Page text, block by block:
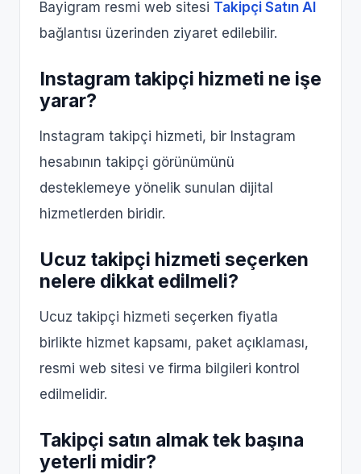
Bayigram resmi web sitesi Takipçi Satın Al
bağlantısı üzerinden ziyaret edilebilir.
Instagram takipçi hizmeti ne işe
yarar?
Instagram takipçi hizmeti, bir Instagram
hesabının takipçi görünümünü
desteklemeye yönelik sunulan dijital
hizmetlerden biridir.
Ucuz takipçi hizmeti seçerken
nelere dikkat edilmeli?
Ucuz takipçi hizmeti seçerken fiyatla
birlikte hizmet kapsamı, paket açıklaması,
resmi web sitesi ve firma bilgileri kontrol
edilmelidir.
Takipçi satın almak tek başına
yeterli midir?